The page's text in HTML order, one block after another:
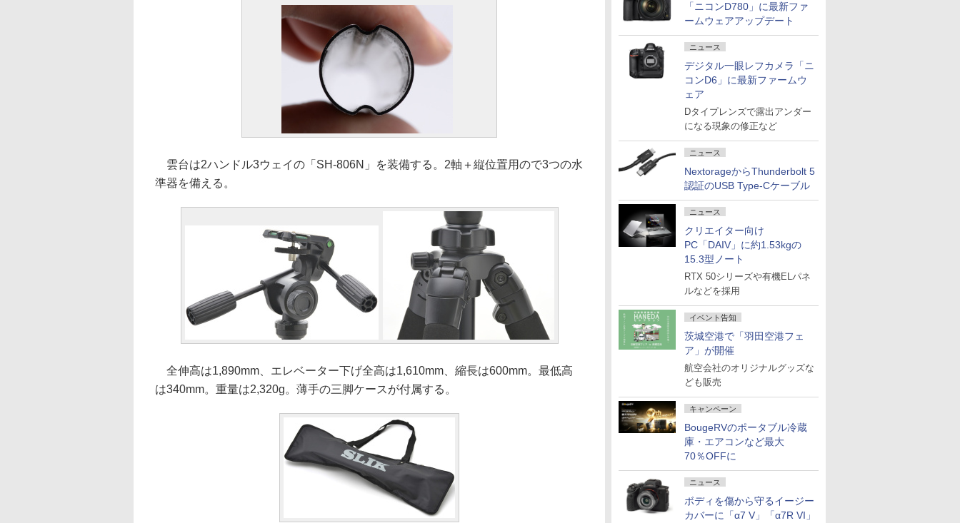
「ニコンD780」に最新ファ
ームウェアアップデート
ニュース
デジタル一眼レフカメラ「ニ
コンD6」に最新ファームウ
ェア
Dタイプレンズで露出アンダー
になる現象の修正など
ニュース
NextorageからThunderbolt 5
認証のUSB Type-Cケーブル
ニュース
クリエイター向け
PC「DAIV」に約1.53kgの
15.3型ノート
RTX 50シリーズや有機ELパネ
ルなどを採用
イベント告知
茨城空港で「羽田空港フェ
ア」が開催
航空会社のオリジナルグッズな
ども販売
キャンペーン
BougeRVのポータブル冷蔵
庫・エアコンなど最大
70％OFFに
ニュース
ボディを傷から守るイージー
カバーに「α7 V」「α7R VI」
雲台は2ハンドル3ウェイの「SH-806N」を装備する。2軸＋縦位置用ので3つの水
準器を備える。
全伸高は1,890mm、エレベーター下げ全高は1,610mm、縮長は600mm。最低高
は340mm。重量は2,320g。薄手の三脚ケースが付属する。